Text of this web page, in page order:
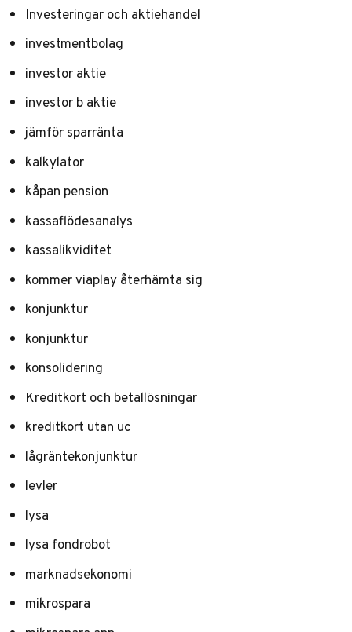
Investeringar och aktiehandel
investmentbolag
investor aktie
investor b aktie
jämför sparränta
kalkylator
kåpan pension
kassaflödesanalys
kassalikviditet
kommer viaplay återhämta sig
konjunktur
konjunktur
konsolidering
Kreditkort och betallösningar
kreditkort utan uc
lågräntekonjunktur
levler
lysa
lysa fondrobot
marknadsekonomi
mikrospara